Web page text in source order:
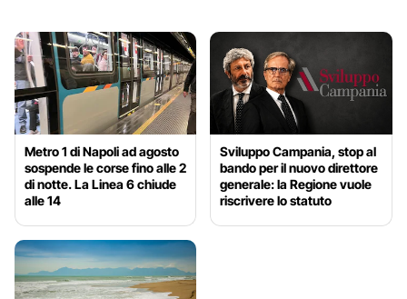
Metro 1 di Napoli ad agosto
sospende le corse fino alle 2
di notte. La Linea 6 chiude
alle 14
Sviluppo Campania, stop al
bando per il nuovo direttore
generale: la Regione vuole
riscrivere lo statuto